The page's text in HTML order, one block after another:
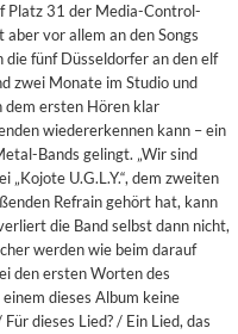
Platz 31 der Media-Control-
vor allem an den Songs
fünf Düsseldorfer an den elf
zwei Monate im Studio und
dem ersten Hören klar
wiedererkennen kann – ein
Bands gelingt. „Wir sind
„Kojote U.G.L.Y.“, dem zweiten
Refrain gehört hat, kann
die Band selbst dann nicht,
werden wie beim darauf
den ersten Worten des
dieses Album keine
dieses Lied? / Ein Lied, das